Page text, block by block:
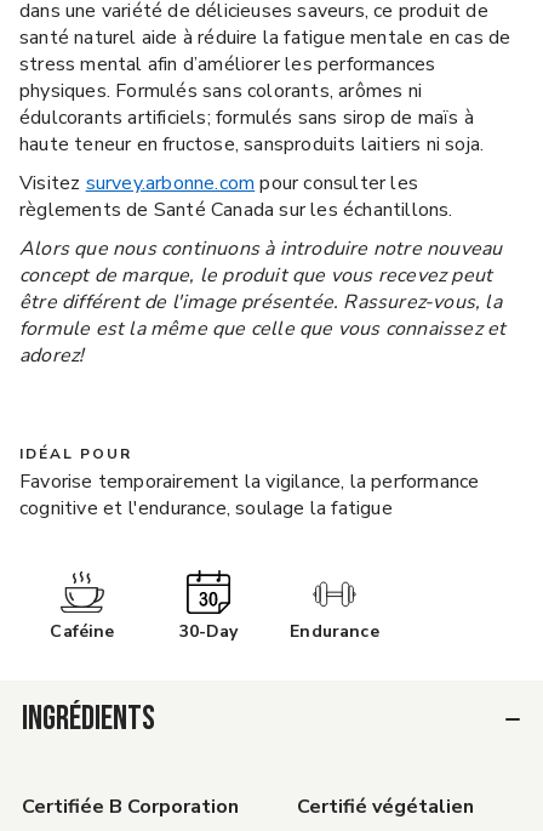
dans une variété de délicieuses saveurs, ce produit de
santé naturel aide à réduire la fatigue mentale en cas de
stress mental afin d’améliorer les performances
physiques. Formulés sans colorants, arômes ni
édulcorants artificiels; formulés sans sirop de maïs à
haute teneur en fructose, sansproduits laitiers ni soja.
Visitez survey.arbonne.com pour consulter les
règlements de Santé Canada sur les échantillons.
Alors que nous continuons à introduire notre nouveau
concept de marque, le produit que vous recevez peut
être différent de l'image présentée. Rassurez-vous, la
formule est la même que celle que vous connaissez et
adorez!
IDÉAL POUR
Favorise temporairement la vigilance, la performance
cognitive et l'endurance, soulage la fatigue
Caféine 30-Day Endurance
INGRÉDIENTS
Certifiée B Corporation
Certifié végétalien